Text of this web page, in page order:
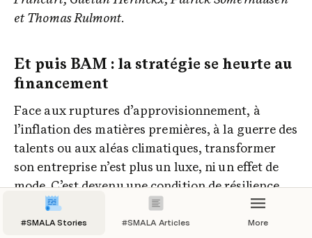
et Thomas Rulmont.
Et puis BAM : la stratégie se heurte au
financement
Face aux ruptures d’approvisionnement, à
l’inflation des matières premières, à la guerre des
talents ou aux aléas climatiques, transformer
son entreprise n’est plus un luxe, ni un effet de
mode. C’est devenu une condition de résilience,
de compétitivité et parfois même… de survie.
#SMALA Stories #SMALA Articles More